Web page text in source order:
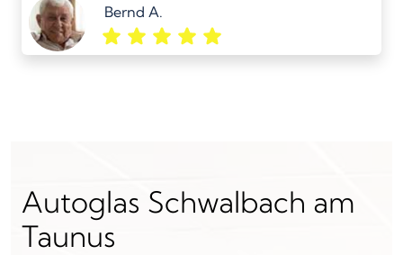
Bernd A.
Autoglas Schwalbach am
Taunus